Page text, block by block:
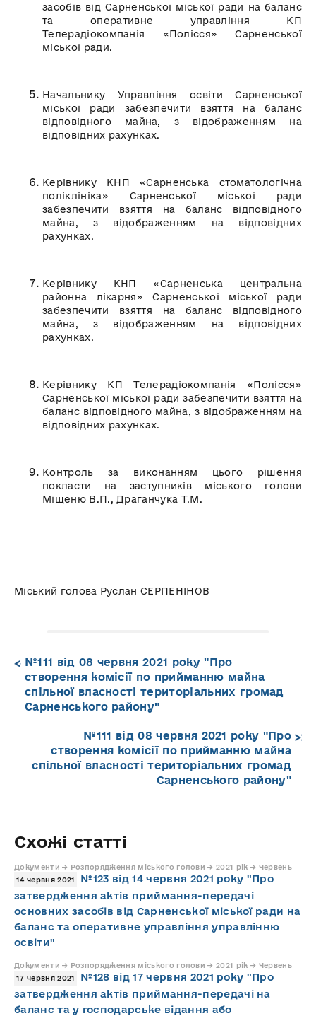
засобів від Сарненської міської ради на баланс
та оперативне управління КП
Телерадіокомпанія «Полісся» Сарненської
міської ради.
Начальнику Управління освіти Сарненської
міської ради забезпечити взяття на баланс
відповідного майна, з відображенням на
відповідних рахунках.
Керівнику КНП «Сарненська стоматологічна
поліклініка» Сарненської міської ради
забезпечити взяття на баланс відповідного
майна, з відображенням на відповідних
рахунках.
Керівнику КНП «Сарненська центральна
районна лікарня» Сарненської міської ради
забезпечити взяття на баланс відповідного
майна, з відображенням на відповідних
рахунках.
Керівнику КП Телерадіокомпанія «Полісся»
Сарненської міської ради забезпечити взяття на
баланс відповідного майна, з відображенням на
відповідних рахунках.
Контроль за виконанням цього рішення
покласти на заступників міського голови
Міщеню В.П., Драганчука Т.М.
Міський голова Руслан СЕРПЕНІНОВ
№111 від 08 червня 2021 року "Про
створення комісії по прийманню майна
спільної власності територіальних громад
Сарненського району"
№111 від 08 червня 2021 року "Про
створення комісії по прийманню майна
спільної власності територіальних громад
Сарненського району"
Схожі статті
Документи → Розпорядження міського голови → 2021 рік → Червень
14 червня 2021
№123 від 14 червня 2021 року "Про
затвердження актів приймання-передачі
основних засобів від Сарненської міської ради на
баланс та оперативне управління управлінню
освіти"
Документи → Розпорядження міського голови → 2021 рік → Червень
17 червня 2021
№128 від 17 червня 2021 року "Про
затвердження актів приймання-передачі на
баланс та у господарське відання або